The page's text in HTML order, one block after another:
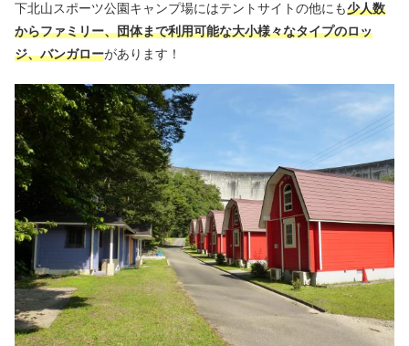
下北山スポーツ公園キャンプ場にはテントサイトの他にも少人数
からファミリー、団体まで利用可能な大小様々なタイプのロッ
ジ、バンガローがあります！